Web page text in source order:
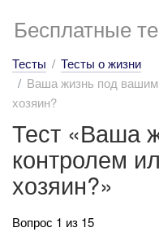
Бесплатные
Тесты
Тесты о жизни
Ваша жизнь под вашим
хозяин?
Тест «Ваша
контролем
хозяин?»
Вопрос 1 из 15